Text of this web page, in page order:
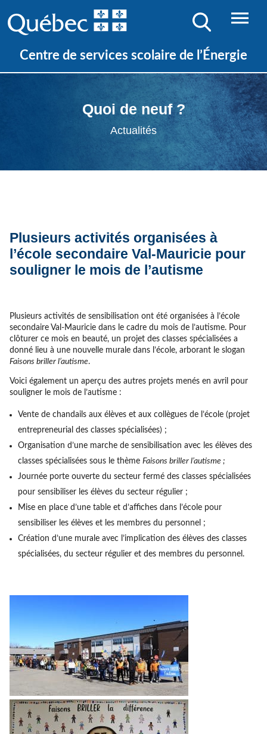
Centre de services scolaire de l’Énergie
Quoi de neuf ?
Actualités
Plusieurs activités organisées à
l’école secondaire Val-Mauricie pour
souligner le mois de l’autisme
Plusieurs activités de sensibilisation ont été organisées à l’école
secondaire Val-Mauricie dans le cadre du mois de l’autisme. Pour
clôturer ce mois en beauté, un projet des classes spécialisées a
donné lieu à une nouvelle murale dans l’école, arborant le slogan
Faisons briller l’autisme.
Voici également un aperçu des autres projets menés en avril pour
souligner le mois de l’autisme :
Vente de chandails aux élèves et aux collègues de l’école (projet
entrepreneurial des classes spécialisées) ;
Organisation d’une marche de sensibilisation avec les élèves des
classes spécialisées sous le thème Faisons briller l’autisme ;
Journée porte ouverte du secteur fermé des classes spécialisées
pour sensibiliser les élèves du secteur régulier ;
Mise en place d’une table et d’affiches dans l’école pour
sensibiliser les élèves et les membres du personnel ;
Création d’une murale avec l’implication des élèves des classes
spécialisées, du secteur régulier et des membres du personnel.